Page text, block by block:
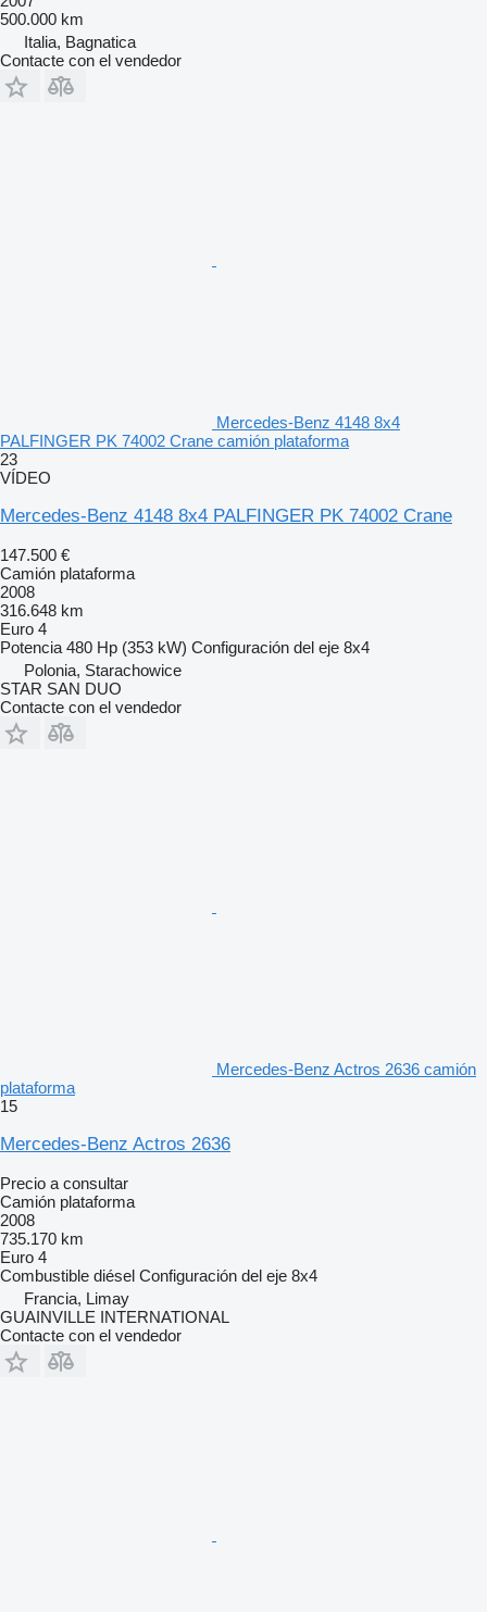
500.000 km
Italia, Bagnatica
Contacte con el vendedor
Mercedes-Benz 4148 8x4
PALFINGER PK 74002 Crane camión plataforma
23
VÍDEO
Mercedes-Benz 4148 8x4 PALFINGER PK 74002 Crane
147.500 €
Camión plataforma
2008
316.648 km
Euro 4
Potencia 480 Hp (353 kW) Configuración del eje 8x4
Polonia, Starachowice
STAR SAN DUO
Contacte con el vendedor
Mercedes-Benz Actros 2636 camión
plataforma
15
Mercedes-Benz Actros 2636
Precio a consultar
Camión plataforma
2008
735.170 km
Euro 4
Combustible diésel Configuración del eje 8x4
Francia, Limay
GUAINVILLE INTERNATIONAL
Contacte con el vendedor